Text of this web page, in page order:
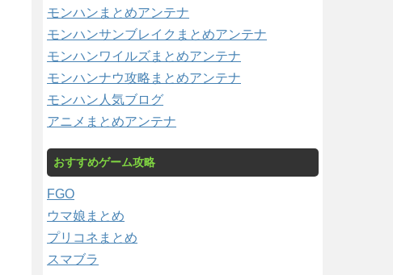
モンハンまとめアンテナ
モンハンサンブレイクまとめアンテナ
モンハンワイルズまとめアンテナ
モンハンナウ攻略まとめアンテナ
モンハン人気ブログ
アニメまとめアンテナ
おすすめゲーム攻略
FGO
ウマ娘まとめ
プリコネまとめ
スマブラ